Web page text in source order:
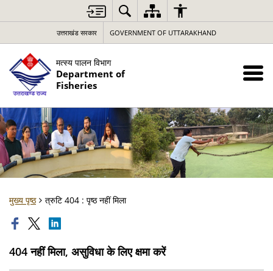
उत्तराखंड सरकार GOVERNMENT OF UTTARAKHAND
मत्स्य पालन विभाग
Department of
Fisheries
मुख्य पृष्ठ त्रुटि 404 : पृष्ठ नहीं मिला
404 नहीं मिला, असुविधा के लिए क्षमा करें